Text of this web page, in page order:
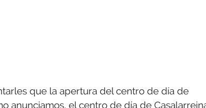
que la apertura del centro de día de
anunciamos, el centro de día de